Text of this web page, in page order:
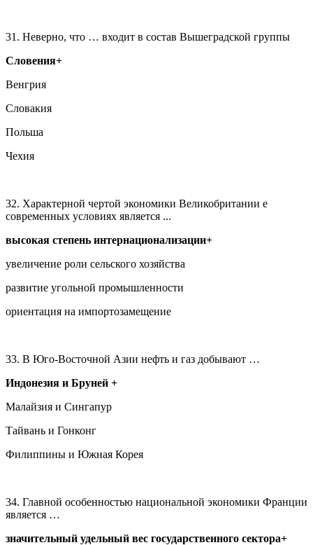
31. Неверно, что … входит в состав Вышеградской группы
Словения+
Венгрия
Словакия
Польша
Чехия
32. Характерной чертой экономики Великобритании е
современных условиях является ...
высокая степень интернационализации+
увеличение роли сельского хозяйства
развитие угольной промышленности
ориентация на импортозамещение
33. В Юго-Восточной Азии нефть и газ добывают …
Индонезия и Бруней +
Малайзия и Сингапур
Тайвань и Гонконг
Филиппины и Южная Корея
34. Главной особенностью национальной экономики Франции
является …
значительный удельный вес государственного сектора+